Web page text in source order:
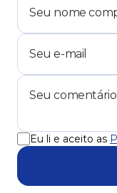
Eu li e aceito as